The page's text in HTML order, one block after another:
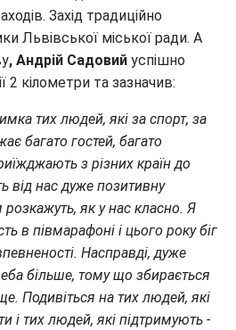
Захід традиційно
Львівської міської ради. А
, Андрій Садовий успішно
2 кілометри та зазначив:
тих людей, які за спорт, за
багато гостей, багато
з різних країн до
від нас дуже позитивну
розкажуть, як у нас класно. Я
в півмарафоні і цього року біг
Насправді, дуже
більше, тому що збирається
Подивіться на тих людей, які
і тих людей, які підтримують -